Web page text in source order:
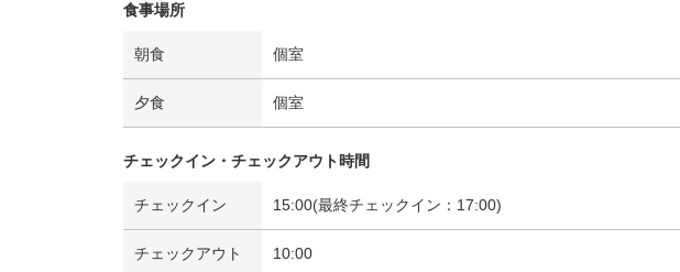
食事場所
朝食 個室
夕食 個室
チェックイン・チェックアウト時間
チェックイン 15:00(最終チェックイン：17:00)
チェックアウト 10:00